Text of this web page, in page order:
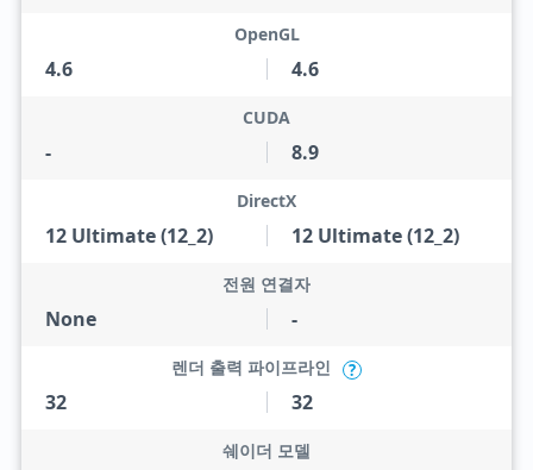
4.6
OpenGL
4.6
-
CUDA
8.9
12 Ultimate (12_2)
DirectX
12 Ultimate (12_2)
None
전원 연결자
-
32
렌더 출력 파이프라인 ?
32
쉐이더 모델